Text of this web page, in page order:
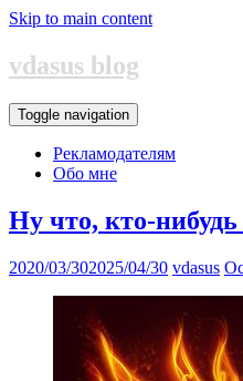
Skip to main content
vdasus blog
Toggle navigation
Рекламодателям
Обо мне
Ну что, кто-
2020/03/302025/04/30 vdasus